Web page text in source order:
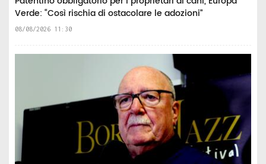
Verde: “Così rischia di ostacolare le adozioni”
08/08/2026 11:30